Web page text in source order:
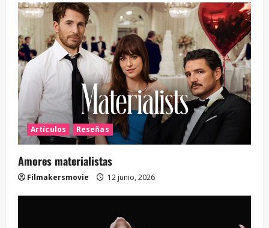
Artículos Reseñas
Amores materialistas
Filmakersmovie 12 junio, 2026